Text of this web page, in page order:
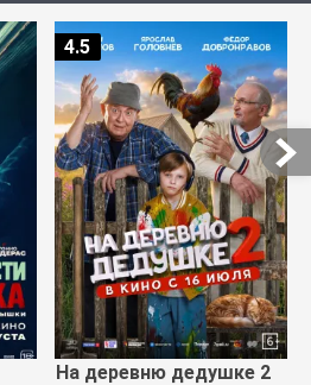
На деревню дедушке 2
4.5